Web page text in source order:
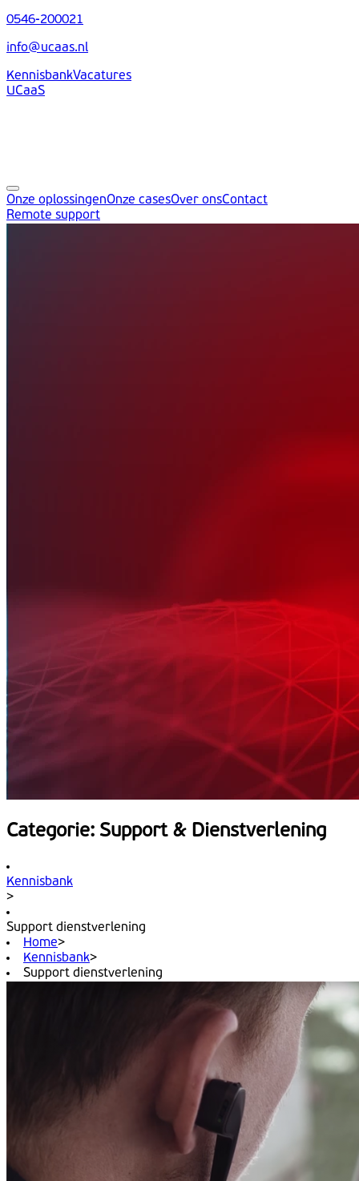
0546-200021
info@ucaas.nl
KennisbankVacatures
UCaaS
Onze oplossingenOnze casesOver onsContact
Remote support
Categorie: Support & Dienstverlening
Kennisbank
>
Support dienstverlening
Home>
Kennisbank>
Support dienstverlening